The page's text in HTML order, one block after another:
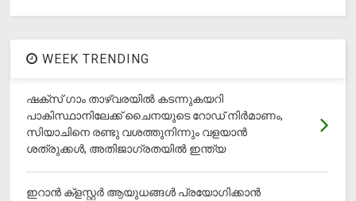
WEEK TRENDING
ഷക്സ് ​ഗാം താഴ്‌വരയിൽ കടന്നുകയറി
പാകിസ്ഥാനിലേക്ക് ചൈനയുടെ റോഡ് നിർമാണം,
സിയാചിനെ രണ്ടു വശത്തുനിന്നും വളയാൻ
ശത്രുക്കൾ, അതിജാ​ഗ്രതയിൽ ഇന്ത്യ
ഇറാന്‍ ക്‌ളസ്റ്റര്‍ ആയുധങ്ങള്‍ പ്രയോഗിക്കാന്‍